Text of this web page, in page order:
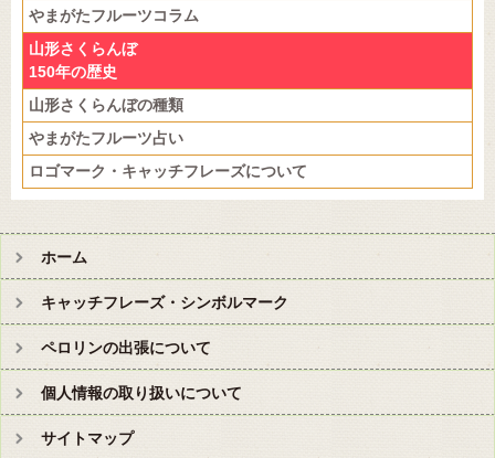
やまがたフルーツコラム
山形さくらんぼ
150年の歴史
山形さくらんぼの種類
やまがたフルーツ占い
ロゴマーク・キャッチフレーズについて
ホーム
キャッチフレーズ・シンボルマーク
ペロリンの出張について
個人情報の取り扱いについて
サイトマップ